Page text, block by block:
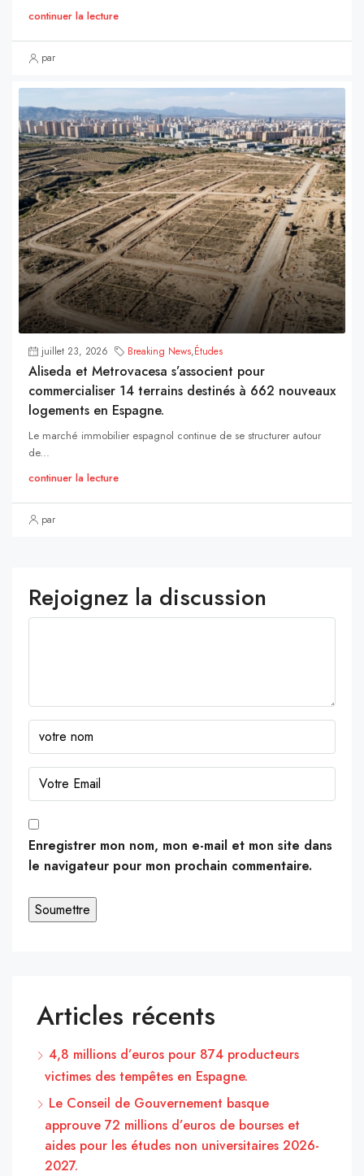
continuer la lecture
par
juillet 23, 2026 Breaking News,Études
Aliseda et Metrovacesa s’associent pour
commercialiser 14 terrains destinés à 662 nouveaux
logements en Espagne.
Le marché immobilier espagnol continue de se structurer autour
de...
continuer la lecture
par
Rejoignez la discussion
Enregistrer mon nom, mon e-mail et mon site dans
le navigateur pour mon prochain commentaire.
Articles récents
4,8 millions d’euros pour 874 producteurs
victimes des tempêtes en Espagne.
Le Conseil de Gouvernement basque
approuve 72 millions d’euros de bourses et
aides pour les études non universitaires 2026-
2027.